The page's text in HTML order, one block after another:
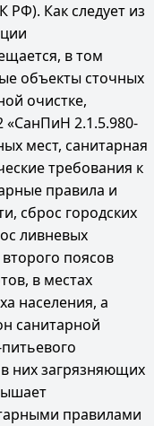
РФ). Как следует из
в том
объекты сточных
очистке,
«СанПиН 2.1.5.980-
мест, санитарная
требования к
правила и
сброс городских
ливневых
поясов
в местах
населения, а
санитарной
них загрязняющих
правилами